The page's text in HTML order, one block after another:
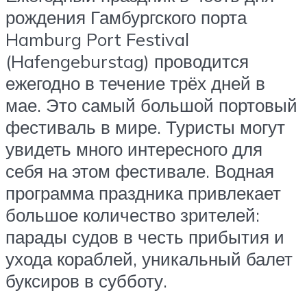
рождения Гамбургского порта
Hamburg Port Festival
(Hafengeburstag) проводится
ежегодно в течение трёх дней в
мае. Это самый большой портовый
фестиваль в мире. Туристы могут
увидеть много интересного для
себя на этом фестивале. Водная
программа праздника привлекает
большое количество зрителей:
парады судов в честь прибытия и
ухода кораблей, уникальный балет
буксиров в субботу.